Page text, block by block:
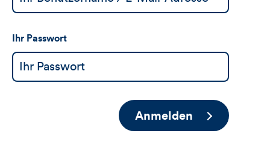
Ihr Passwort
Anmelden